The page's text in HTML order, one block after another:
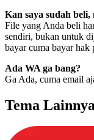
Kan saya sudah
File yang Anda beli
sendiri, bukan untuk
bayar cuma bayar
Ada WA ga bang?
Ga Ada, cuma email
Tema Lainnya